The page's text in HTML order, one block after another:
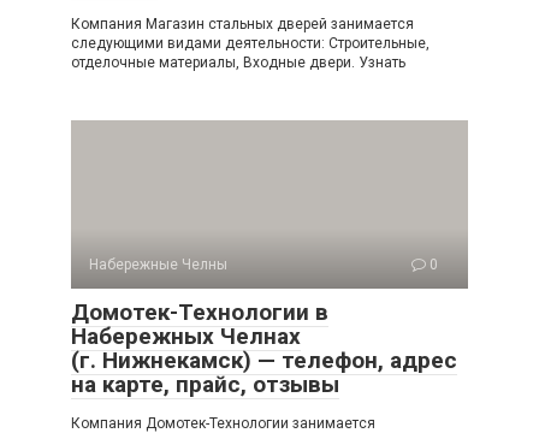
Компания Магазин стальных дверей занимается
следующими видами деятельности: Строительные,
отделочные материалы, Входные двери. Узнать
Набережные Челны 0
Домотек-Технологии в
Набережных Челнах
(г. Нижнекамск) — телефон, адрес
на карте, прайс, отзывы
Компания Домотек-Технологии занимается